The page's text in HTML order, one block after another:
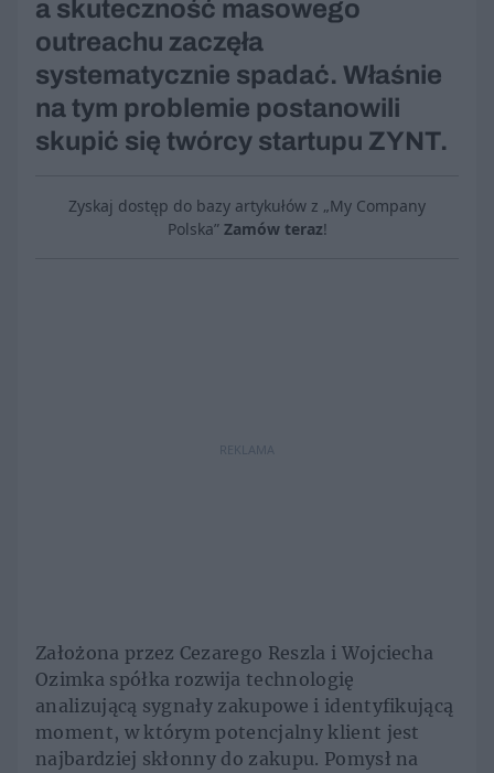
a skuteczność masowego
outreachu zaczęła
systematycznie spadać. Właśnie
na tym problemie postanowili
skupić się twórcy startupu ZYNT.
Zyskaj dostęp do bazy artykułów z „My Company
Polska” Zamów teraz!
REKLAMA
Założona przez Cezarego Reszla i Wojciecha
Ozimka spółka rozwija technologię
analizującą sygnały zakupowe i identyfikującą
moment, w którym potencjalny klient jest
najbardziej skłonny do zakupu. Pomysł na